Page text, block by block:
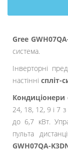
Gree
система.
Інверторні
настінні спліт-
Кондиціонери
24, 18, 12, 9 і 7
до 6,7 кВт.
пульта
GWH07QA-